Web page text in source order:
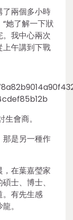
了兩個多小時
她了解一下狀
我中心兩次
上午講到下戰
會商。
那是另一種作
在葉嘉瑩家
士、博士、
。有先生感
。